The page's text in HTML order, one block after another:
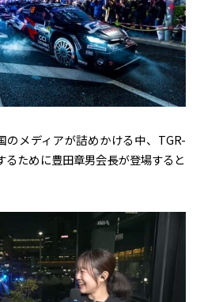
のメディアが詰めかける中、TGR-
ために豊田章男会長が登場すると